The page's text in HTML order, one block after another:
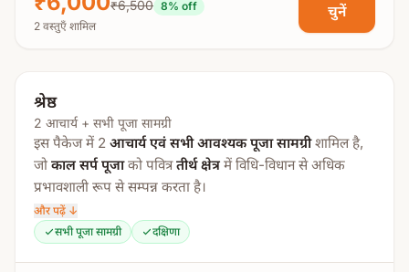
मातृका पूजन
प्राण प्रतिष्ठा
नव नाग पूजन
राहु काल सर्प पूजा
नवग्रह पूजन
रुद्र पूजन
हवन
₹6,500 8% off
2 वस्तुएँ शामिल
चुनें
श्रेष्ठ
2 आचार्य + सभी पूजा सामग्री
इस पैकेज में 2 आचार्य एवं सभी आवश्यक पूजा सामग्रीशामिल है,
जो काल सर्प पूजाको पवित्रतीर्थ क्षेत्र में विधि-विधान से अधिक
प्रभावशाली रूप से सम्पन्न करता है।
इस विशेष अनुष्ठान मेंतांत्रिक राहु ग्रह मंत्र जाप (18,000)
जो काल सर्प दोष के प्रभाव को कम करने में सहायक माना जाता है।
और पढ़ें ↓
सभी पूजा सामग्री
दक्षिणा